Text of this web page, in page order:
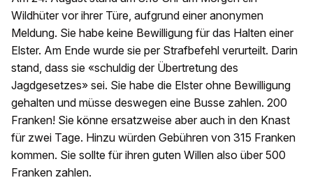
Wildhüter vor ihrer Türe, aufgrund einer anonymen
Meldung. Sie habe keine Bewilligung für das Halten einer
Elster. Am Ende wurde sie per Strafbefehl verurteilt. Darin
stand, dass sie «schuldig der Übertretung des
Jagdgesetzes» sei. Sie habe die Elster ohne Bewilligung
gehalten und müsse deswegen eine Busse zahlen. 200
Franken! Sie könne ersatzweise aber auch in den Knast
für zwei Tage. Hinzu würden Gebühren von 315 Franken
kommen. Sie sollte für ihren guten Willen also über 500
Franken zahlen.